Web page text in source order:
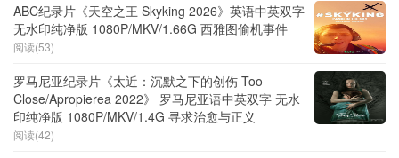
ABC纪录片《天空之王 Skyking 2026》英语中英双字
无水印纯净版 1080P/MKV/1.66G 西雅图偷机事件
阅读(53)
罗马尼亚纪录片《太近：沉默之下的创伤 Too
Close/Apropierea 2022》 罗马尼亚语中英双字 无水
印纯净版 1080P/MKV/1.4G 寻求治愈与正义
阅读(42)